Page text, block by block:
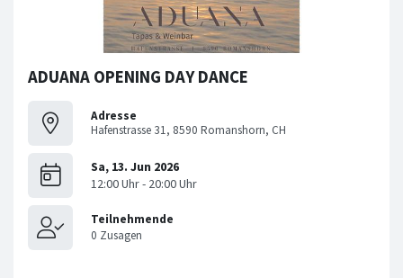
ADUANA OPENING DAY DANCE
Adresse
Hafenstrasse 31, 8590 Romanshorn, CH